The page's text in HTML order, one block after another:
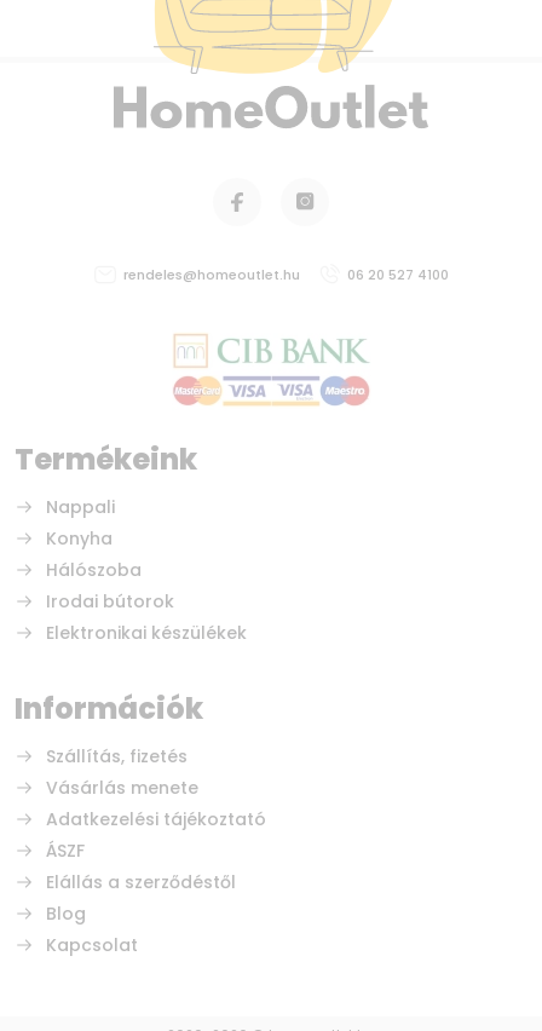
Termékeink
Nappali
Konyha
Hálószoba
Irodai bútorok
Elektronikai készülékek
rendeles@homeoutlet.hu 06 20 527 4100
Információk
Szállítás, fizetés
Vásárlás menete
Adatkezelési tájékoztató
ÁSZF
Elállás a szerződéstől
Blog
Kapcsolat